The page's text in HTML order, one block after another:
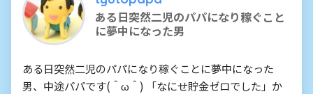
ある日突然二児のパパになり稼ぐこと
に夢中になった男
ある日突然二児のパパになり稼ぐことに夢中になった
男、中途パパです(＾ω＾) 「なにせ貯金ゼロでした」か